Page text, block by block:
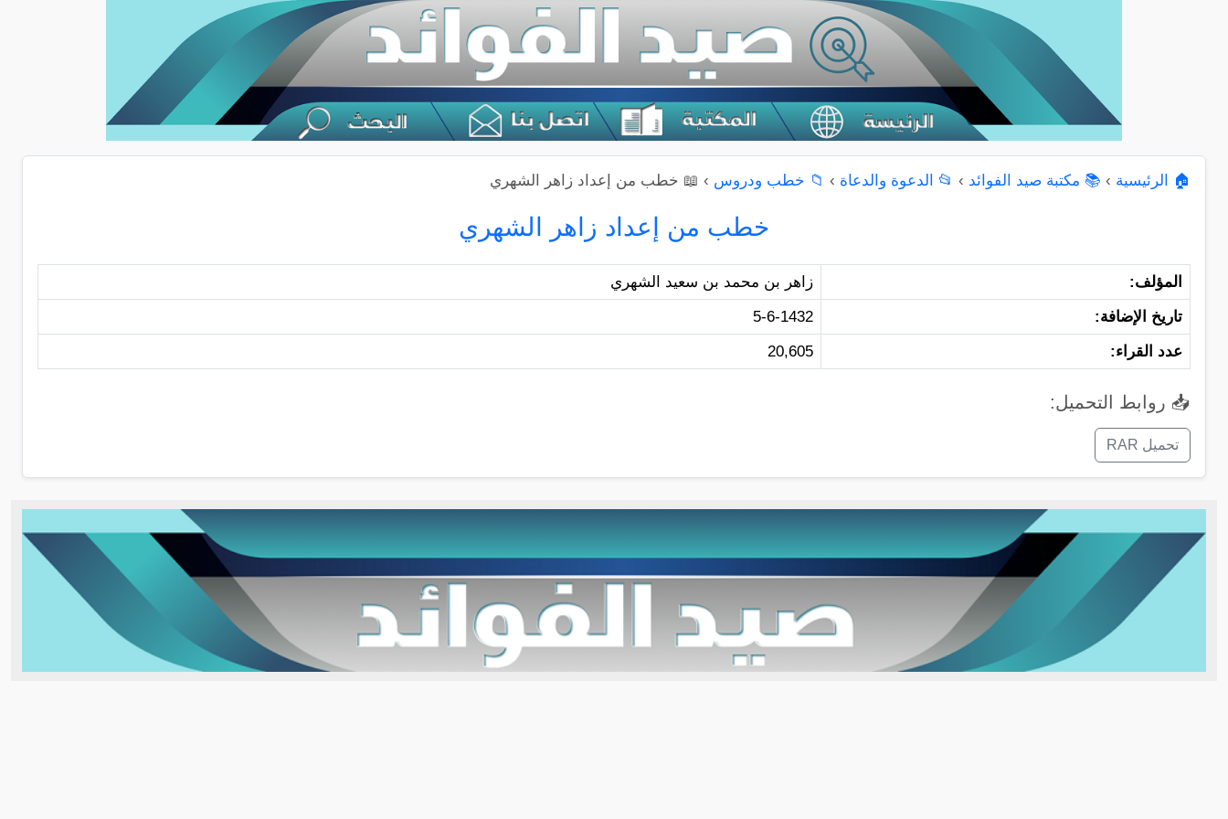
🏠 الرئيسية › 📚 مكتبة صيد الفوائد › 📂 الدعوة والدعاة › 📁 خطب ودروس › 📖 خطب من إعداد زاهر الشهري
خطب من إعداد زاهر الشهري
المؤلف:
زاهر بن محمد بن سعيد الشهري
تاريخ الإضافة:
5-6-1432
عدد القراء:
20,605
📥 روابط التحميل:
تحميل RAR